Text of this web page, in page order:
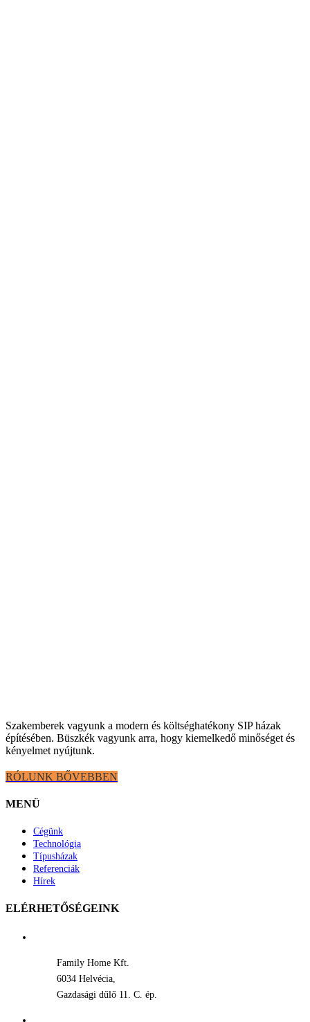
Szakemberek vagyunk a modern és költséghatékony SIP házak
építésében. Büszkék vagyunk arra, hogy kiemelkedő minőséget és
kényelmet nyújtunk.
RÓLUNK BŐVEBBEN
MENÜ
Cégünk
Technológia
Típusházak
Referenciák
Hírek
ELÉRHETŐSÉGEINK
Family Home Kft.
6034 Helvécia,
Gazdasági dűlő 11. C. ép.